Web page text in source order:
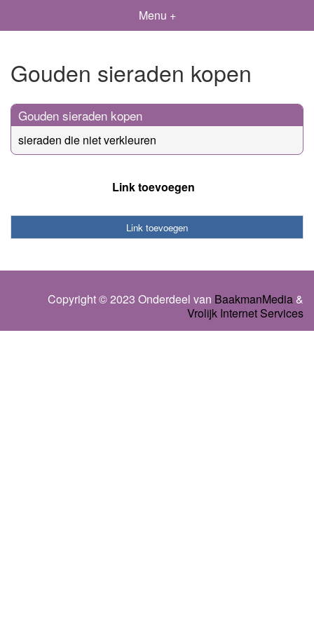
Menu +
Gouden sieraden kopen
Gouden sieraden kopen
sieraden die niet verkleuren
Link toevoegen
Link toevoegen
Copyright © 2023 Onderdeel van BaakmanMedia &
Vrolijk Internet Services